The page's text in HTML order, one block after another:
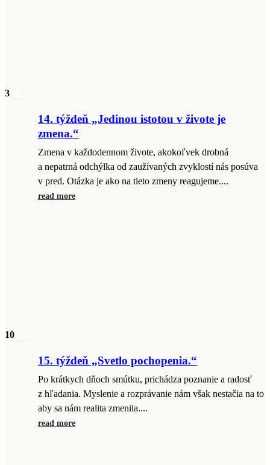
3
14. týždeň „Jedinou istotou v živote je
zmena.“
Zmena v každodennom živote, akokoľvek drobná
a nepatrná odchýlka od zaužívaných zvyklostí nás posúva
v pred. Otázka je ako na tieto zmeny reagujeme....
read more
10
15. týždeň „Svetlo pochopenia.“
Po krátkych dňoch smútku, prichádza poznanie a radosť
z hľadania. Myslenie a rozprávanie nám však nestačia na to
aby sa nám realita zmenila....
read more